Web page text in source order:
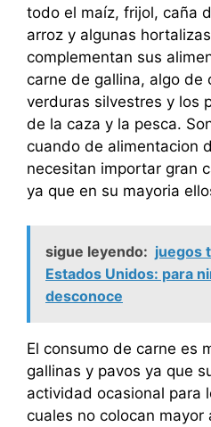
todo el maíz, frijol, caña
arroz y algunas
complementan sus
carne de gallina, algo de
verduras silvestres y los
de la caza y la pesca.
cuando de alimentacion
necesitan importar gran
ya que en su mayoria
sigue leyendo: juegos
Estados Unidos: para
desconoce
El consumo de carne es
gallinas y pavos ya que
actividad ocasional para
cuales no colocan mayor